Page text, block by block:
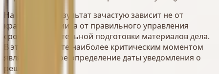
На практике результат зачастую зависит не от
краткой петиции, а от правильного управления
сроками и тщательной подготовки материалов дела.
В этом контексте наиболее критическим моментом
является точное определение даты уведомления о
решении.